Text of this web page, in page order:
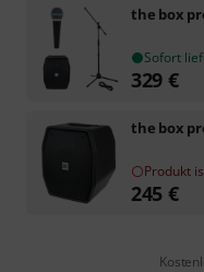
the box
Sofort
329 €
the box
Produkt
245 €